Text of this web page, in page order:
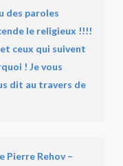
des paroles
le religieux !!!!
et ceux qui suivent
! Je vous
dit au travers de
Pierre Rehov –